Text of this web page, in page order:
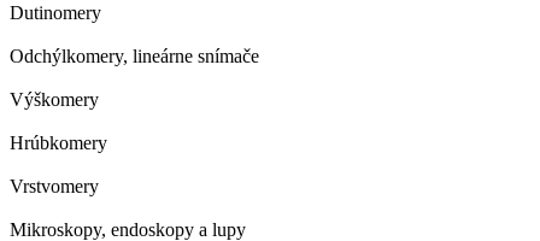
Dutinomery
Odchýlkomery, lineárne snímače
Výškomery
Hrúbkomery
Vrstvomery
Mikroskopy, endoskopy a lupy